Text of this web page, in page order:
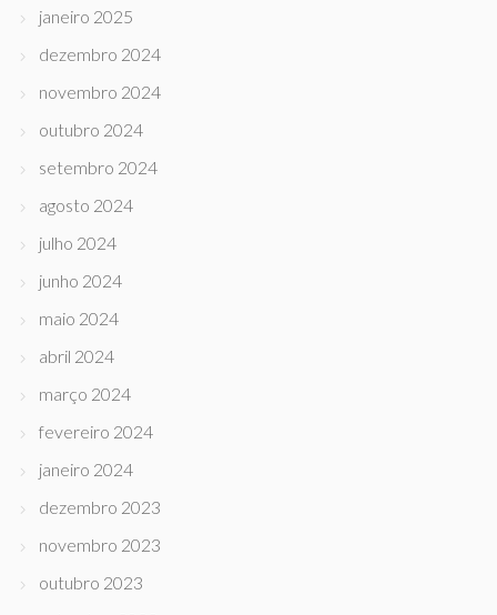
janeiro 2025
dezembro 2024
novembro 2024
outubro 2024
setembro 2024
agosto 2024
julho 2024
junho 2024
maio 2024
abril 2024
março 2024
fevereiro 2024
janeiro 2024
dezembro 2023
novembro 2023
outubro 2023